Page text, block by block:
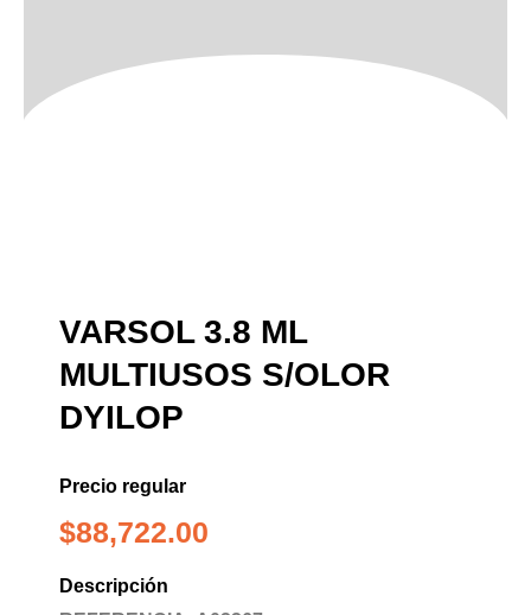
VARSOL 3.8 ML
MULTIUSOS S/OLOR
DYILOP
Precio regular
$88,722.00
Descripción